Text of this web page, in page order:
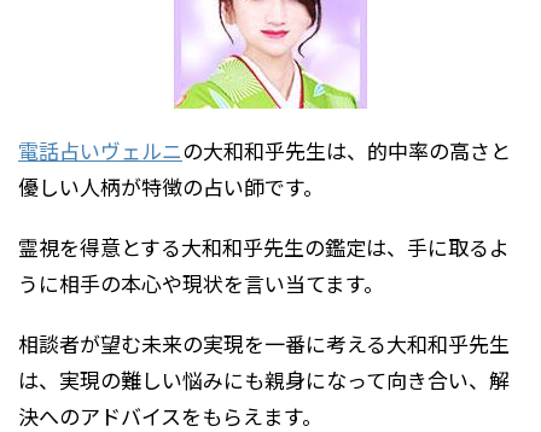
電話占いヴェルニの大和和乎先生は、的中率の高さと
優しい人柄が特徴の占い師です。
霊視を得意とする大和和乎先生の鑑定は、手に取るよ
うに相手の本心や現状を言い当てます。
相談者が望む未来の実現を一番に考える大和和乎先生
は、実現の難しい悩みにも親身になって向き合い、解
決へのアドバイスをもらえます。